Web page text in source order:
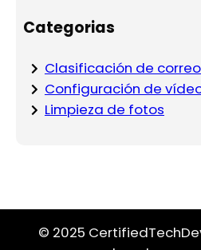
Categorias
Clasificación de
Configuración de
Limpieza de fotos
© 2025